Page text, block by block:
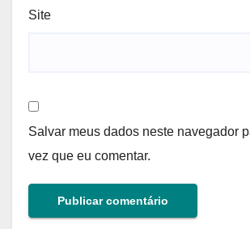
Site
Salvar meus dados neste navegador
vez que eu comentar.